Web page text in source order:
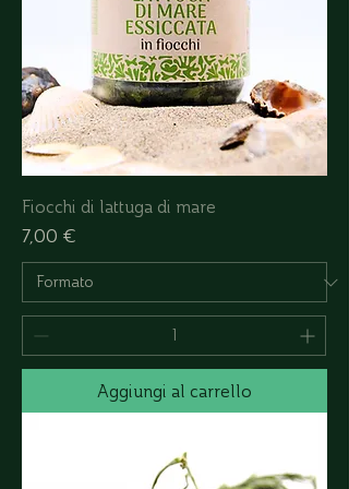
Fiocchi di lattuga di mare
Prezzo
7,00 €
Aggiungi al carrello